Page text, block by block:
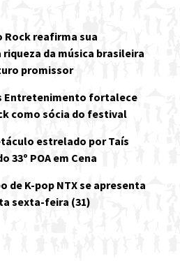
Rock reafirma sua
da música brasileira
promissor
Entretenimento fortalece
como sócia do festival
estrelado por Taís
33º POA em Cena
de K-pop NTX se apresenta
sexta-feira (31)